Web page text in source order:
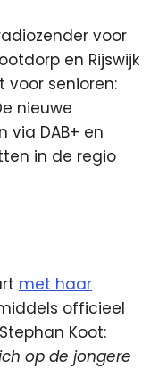
voor
en Rijswijk
voor senioren:
nieuwe
via DAB+ en
in de regio
met haar
officieel
Koot:
op de jongere